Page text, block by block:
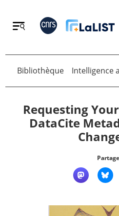
Retour
Retour
Bibliothèque Intelligence
Requesting
DataCite